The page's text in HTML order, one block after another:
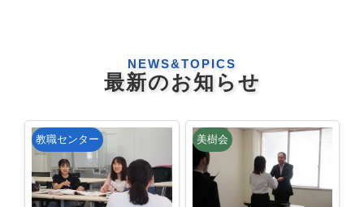
最新のお知らせ
NEWS&TOPICS
教職センター 美樹会